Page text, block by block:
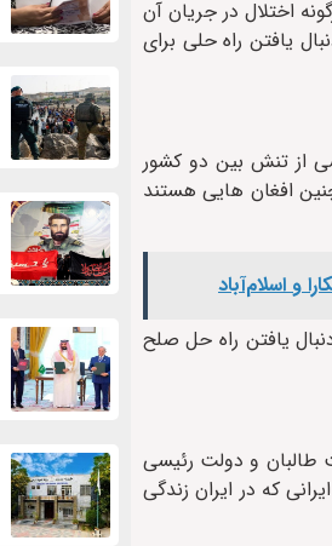
اختلال در جریان آن
یافتن راه حلی برای
از تنش بین دو کشور
افغان هایی هستند
و اسلام‌آباد
یافتن راه حل صلح
طالبان و دولت رئیسی
که در ایران زندگی